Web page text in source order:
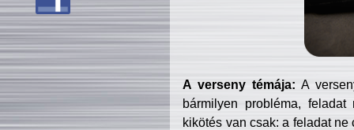
A verseny témája: A
bármilyen probléma, feladat
kikötés van csak: a feladat